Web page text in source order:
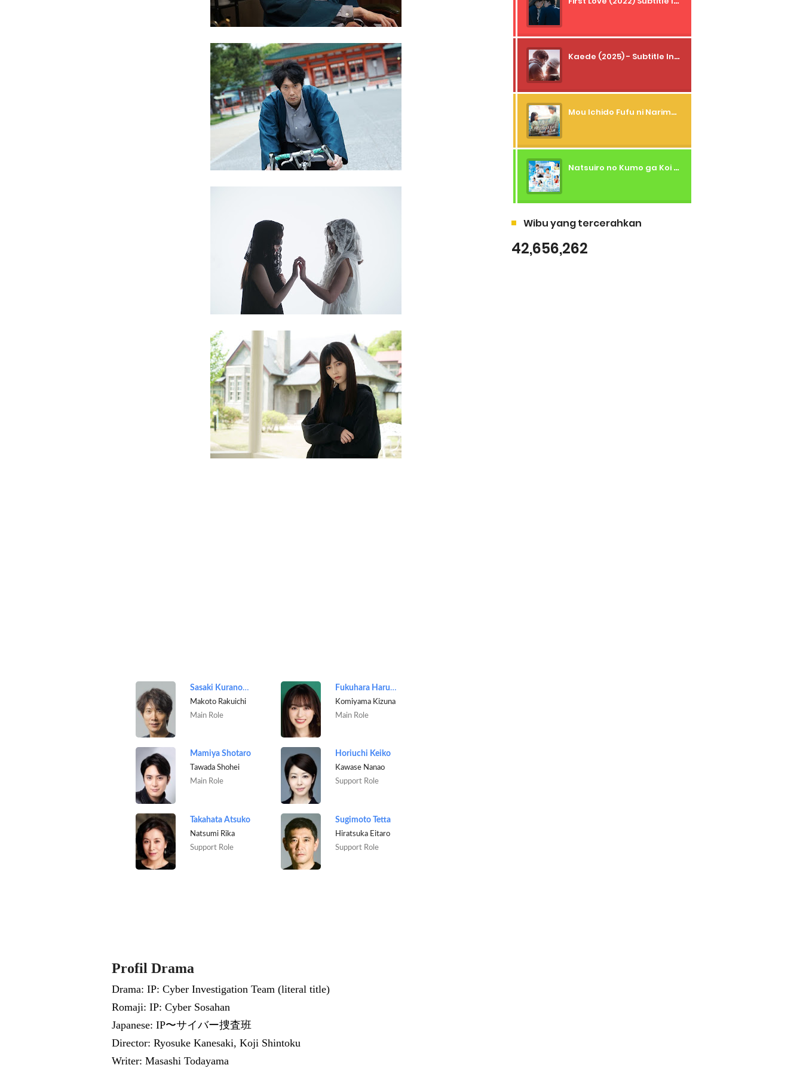
Sasaki Kuranosuke
Makoto Rakuichi
Main Role
Fukuhara Haruka
Komiyama Kizuna
Main Role
Mamiya Shotaro
Tawada Shohei
Main Role
Horiuchi Keiko
Kawase Nanao
Support Role
Takahata Atsuko
Natsumi Rika
Support Role
Sugimoto Tetta
Hiratsuka Eitaro
Support Role
Profil Drama
Drama: IP: Cyber Investigation Team (literal title)
Romaji: IP: Cyber Sosahan
Japanese: IP〜サイバー捜査班
Director: Ryosuke Kanesaki, Koji Shintoku
Writer: Masashi Todayama
Kaede (2025) - Subtitle Indonesia
Mou Ichido Fufu ni Narimasu ka? (2026) - 01 Subtitle Indonesia
Natsuiro no Kumo ga Koi to Arashi wo Makiokosu (2026) - 01 Subtitle Indonesia
Wibu yang tercerahkan
42,656,262